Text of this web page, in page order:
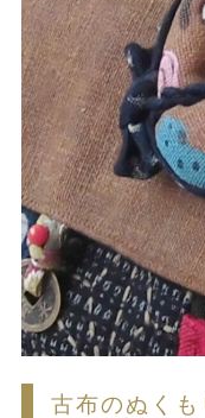
古布のぬく